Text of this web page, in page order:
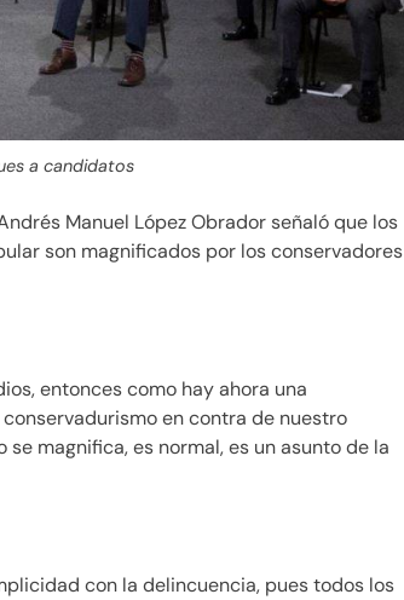
a candidatos
Manuel López Obrador señaló que los
son magnificados por los conservadores
entonces como hay ahora una
en contra de nuestro
magnifica, es normal, es un asunto de la
con la delincuencia, pues todos los